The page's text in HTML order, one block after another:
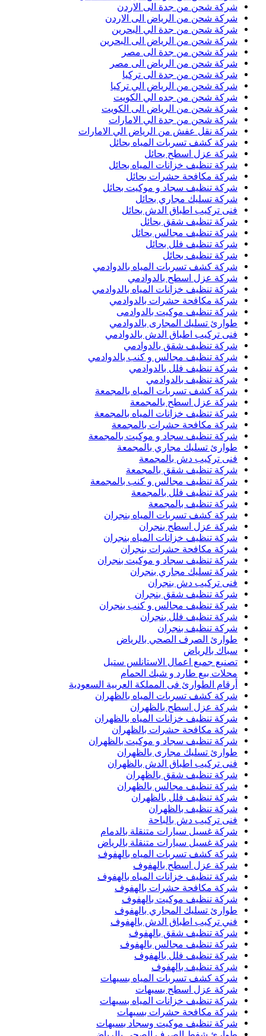
شركة شحن من جدة الى الاردن
شركة شحن من الرياض الى الاردن
شركة شحن من جدة الي البحرين
شركة شحن من الرياض الى البحرين
شركة شحن من جدة الى مصر
شركة شحن من الرياض الى مصر
شركة شحن من جدة الى تركيا
شركة شحن من الرياض الي تركيا
شركة شحن من جده الي الكويت
شركة شحن من الرياض الى الكويت
شركة شحن من جدة الي الامارات
شركة نقل عفش من الرياض الي الامارات
شركة كشف تسربات المياه بحائل
شركة عزل اسطح بحائل
شركة تنظيف خزانات المياه بحائل
شركة مكافحة حشرات بحائل
شركة تنظيف سجاد و موكيت بحائل
شركة تسليك مجاري بحائل
فنى تركيب اطباق الدش بحائل
شركة تنظيف شقق بحائل
شركة تنظيف مجالس بحائل
شركة تنظيف فلل بحائل
شركة تنظيف بحائل
شركة كشف تسربات المياه بالدوادمي
شركة عزل اسطح بالدوادمي
شركة تنظيف خزانات المياه بالدوادمي
شركة مكافحة حشرات بالدوادمي
شركة تنظيف موكيت بالدوادمى
طوارئ تسليك المجارى بالدوادمي
فنى تركيب اطباق الدش بالدوادمي
شركة تنظيف شقق بالدوادمي
شركة تنظيف مجالس و كنب بالدوادمي
شركة تنظيف فلل بالدوادمي
شركة تنظيف بالدوادمي
شركة كشف تسربات المياه بالمجمعة
شركة عزل اسطح بالمجمعة
شركة تنظيف خزانات المياه بالمجمعة
شركة مكافحة حشرات بالمجمعة
شركة تنظيف سجاد و موكيت بالمجمعة
طوارئ تسليك مجاري بالمجمعة
فنى تركيب دش بالمجمعة
شركة تنظيف شقق بالمجمعة
شركة تنظيف مجالس و كنب بالمجمعة
شركة تنظيف فلل بالمجمعة
شركة تنظيف بالمجمعة
شركة كشف تسربات المياه بنجران
شركة عزل اسطح بنجران
شركة تنظيف خزانات المياه بنجران
شركة مكافحة حشرات بنجران
شركة تنظيف سجاد و موكيت بنجران
شركة تسليك مجاري بنجران
فنى تركيب دش بنجران
شركة تنظيف شقق بنجران
شركة تنظيف مجالس و كنب بنجران
شركة تنظيف فلل بنجران
شركة تنظيف بنجران
طوارئ الصرف الصحي بالرياض
سباك بالرياض
تصنيع جميع اعمال الاستانلس ستيل
محلات بيع طارد و شبك الحمام
أرقام الطوارئ فى المملكة العربية السعودية
شركة كشف تسربات المياه بالظهران
شركة عزل اسطح بالظهران
شركة تنظيف خزانات المياه بالظهران
شركة مكافحة حشرات بالظهران
شركة تنظيف سجاد و موكيت بالظهران
طوارئ تسليك مجارى بالظهران
فنى تركيب اطباق الدش بالظهران
شركة تنظيف شقق بالظهران
شركة تنظيف مجالس بالظهران
شركة تنظيف فلل بالظهران
شركة تنظيف بالظهران
فنى تركيب دش بالباحة
شركة غسيل سيارات متنقلة بالدمام
شركة غسيل سيارات متنقلة بالرياض
شركة كشف تسربات المياه بالهفوف
شركة عزل اسطح بالهفوف
شركة تنظيف خزانات المياه بالهفوف
شركة مكافحة حشرات بالهفوف
شركة تنظيف موكيت بالهفوف
طوارئ تسليك المجاري بالهفوف
فني تركيب اطباق الدش بالهفوف
شركة تنظيف شقق بالهفوف
شركة تنظيف مجالس بالهفوف
شركة تنظيف فلل بالهفوف
شركة تنظيف بالهفوف
شركة كشف تسربات المياه بسيهات
شركة عزل اسطح بسيهات
شركة تنظيف خزانات المياه بسيهات
شركة مكافحة حشرات بسيهات
شركة تنظيف موكيت وسجاد بسيهات